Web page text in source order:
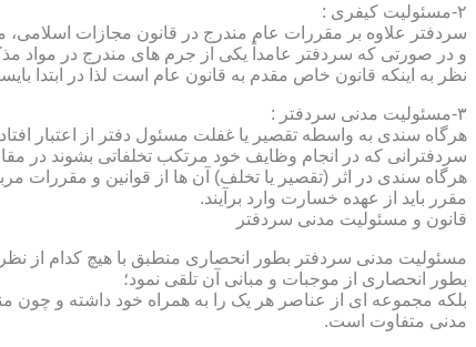
۲-مسئولیت کیفری :
سردفتر علاوه بر مقررات عام مندرج در قانون مجازات اسلامی، مقررات خاصی نیز در مواد ۱۰۰ و۱۰۱
و در صورتی که سردفتر عامداً یکی از جرم های مندرج در
نظر به اینکه قانون خاص مقدم به قانون عام است لذا در ابتدا
۳-مسئولیت مدنی سردفتر :
هرگاه سندی به واسطه تقصیر یا غفلت مسئول دفتر از اعتبار
سردفترانی که در انجام وظایف خود مرتکب تخلفاتی بشوند در
هرگاه سندی در اثر (تقصیر یا تخلف) آن ها از قوانین و مقررات
مقرر باید از عهده خسارت وارد برآیند.
قانون و مسئولیت مدنی سردفتر
مسئولیت مدنی سردفتر بطور انحصاری منطبق با هیچ کدام از
بطور انحصاری از موجبات و مبانی آن تلقی نمود؛
بلکه مجموعه ای از عناصر هر یک را به همراه خود داشته و چون
مدنی متفاوت است.